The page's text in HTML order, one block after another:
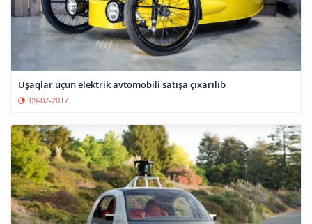
Uşaqlar üçün elektrik avtomobili satışa çıxarılıb
09-02-2017